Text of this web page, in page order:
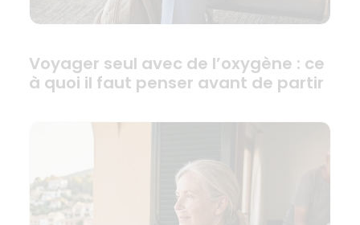
Voyager seul avec de l’oxygène : ce
à quoi il faut penser avant de partir